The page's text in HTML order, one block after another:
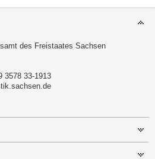
des Freistaates Sachsen
3578 33-1913